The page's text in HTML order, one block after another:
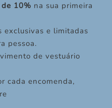
10% na sua primeira
exclusivas e limitadas
pessoa.
de vestuário
cada encomenda,